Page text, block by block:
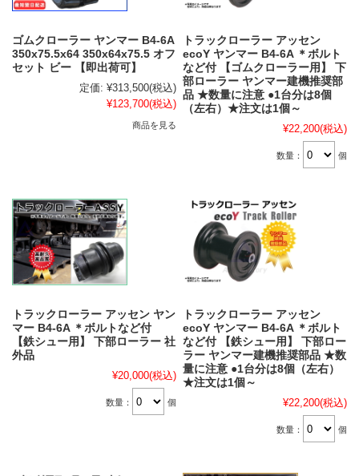
ゴムクローラー ヤンマー B4-6A
350x75.5x64 350x64x75.5 オフ
セット ビー 【即出荷可】
定価: ¥313,500(税込)
¥123,700(税込)
商品を見る
トラックローラー アッセン
ecoY ヤンマー B4-6A ＊ボルト
など付 【ゴムクローラー用】 下
部ローラー ヤンマー建機推奨部
品 ★数量に注意 ●1台分は8個
（左右）★注文は1個～
¥22,200(税込)
数量： 個
トラックローラー アッセン ヤン
マー B4-6A ＊ボルトなど付
【鉄シュー用】 下部ローラー 社
外品
¥20,000(税込)
数量： 個
トラックローラー アッセン
ecoY ヤンマー B4-6A ＊ボルト
など付 【鉄シュー用】 下部ロー
ラー ヤンマー建機推奨部品 ★数
量に注意 ●1台分は8個（左右）
★注文は1個～
¥22,200(税込)
数量： 個